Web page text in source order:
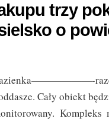
trzy
o
Cały obiekt
Kompleks